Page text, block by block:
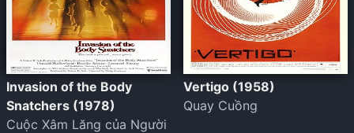
Invasion of the Body
Snatchers (1978)
Cuộc Xâm Lăng của Người
Vertigo (1958)
Quay Cuồng